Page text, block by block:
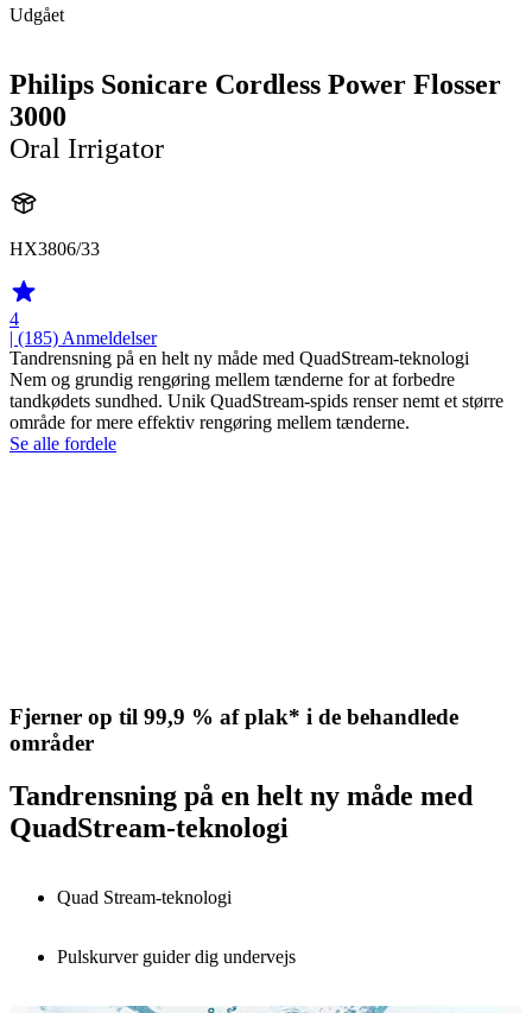
Udgået
Philips Sonicare Cordless Power Flosser
3000
Oral Irrigator
HX3806/33
4
| (185) Anmeldelser
Tandrensning på en helt ny måde med QuadStream-teknologi
Nem og grundig rengøring mellem tænderne for at forbedre
tandkødets sundhed. Unik QuadStream-spids renser nemt et større
område for mere effektiv rengøring mellem tænderne.
Se alle fordele
Fjerner op til 99,9 % af plak* i de behandlede
områder
Tandrensning på en helt ny måde med
QuadStream-teknologi
Quad Stream-teknologi
Pulskurver guider dig undervejs